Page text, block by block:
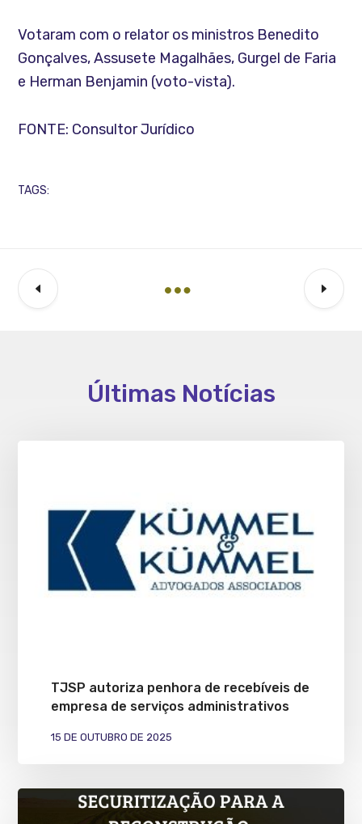
Votaram com o relator os ministros Benedito
Gonçalves, Assusete Magalhães, Gurgel de Faria
e Herman Benjamin (voto-vista).
FONTE: Consultor Jurídico
TAGS:
Últimas Notícias
TJSP autoriza penhora de recebíveis de
empresa de serviços administrativos
15 DE OUTUBRO DE 2025